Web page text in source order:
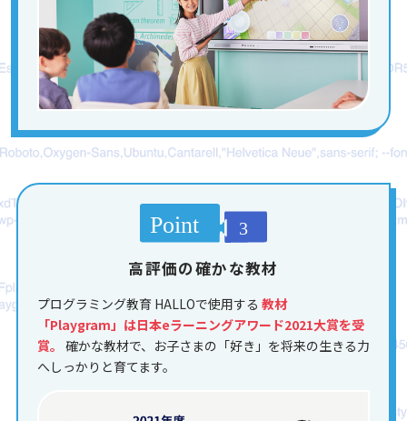
高評価の確かな教材
プログラミング教育 HALLOで使用する 教材
「Playgram」は日本eラーニングアワード2021大賞を受
賞。 確かな教材で、お子さまの「好き」を将来の生きる力
へしっかりと育てます。